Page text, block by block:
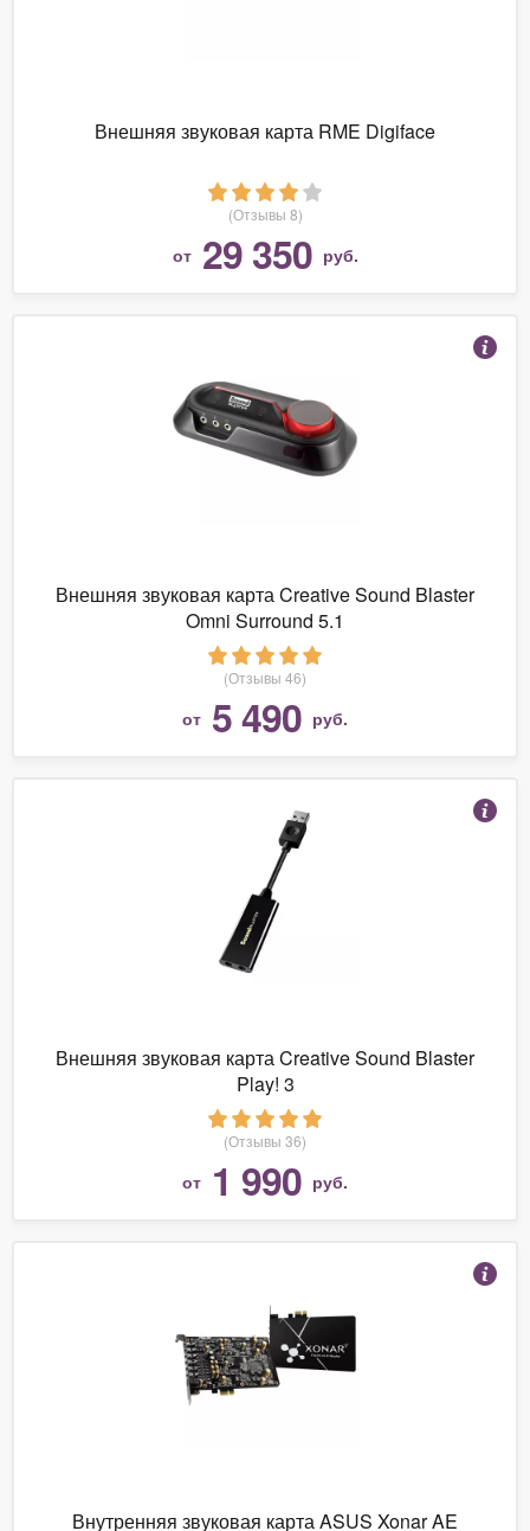
Внешняя звуковая карта RME Digiface
(Отзывы 8)
от 29 350 руб.
Внешняя звуковая карта Creative Sound Blaster
Omni Surround 5.1
(Отзывы 46)
от 5 490 руб.
Внешняя звуковая карта Creative Sound Blaster
Play! 3
(Отзывы 36)
от 1 990 руб.
Внутренняя звуковая карта ASUS Xonar AE